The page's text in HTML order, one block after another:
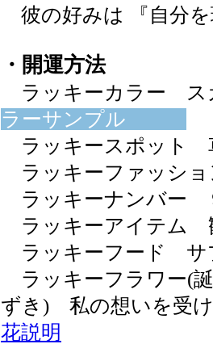
彼の好みは 『自分
・開運方法
ラッキーカラー ス
ラーサンプル
ラッキースポット
ラッキーファッシ
ラッキーナンバー
ラッキーアイテム
ラッキーフード サ
ラッキーフラワー(
ずき) 私の想いを
花説明